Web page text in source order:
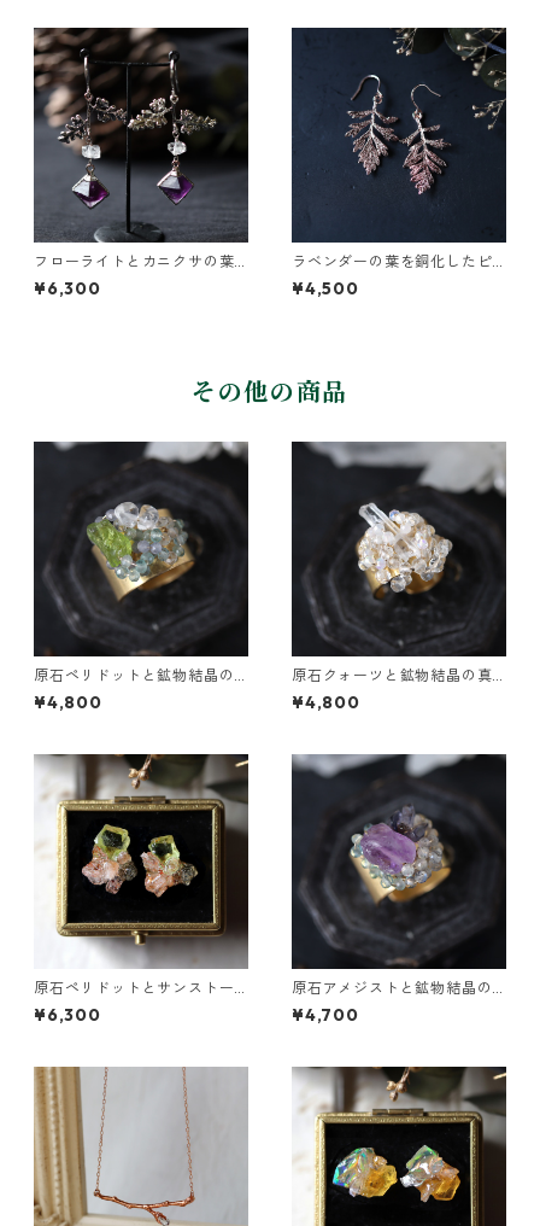
フローライトとカニクサの葉
ピアス
¥6,300
ラベンダーの葉を銅化したピ
アス
¥4,500
その他の商品
原石ペリドットと鉱物結晶の
真鍮幅広イヤーカフ
¥4,800
原石クォーツと鉱物結晶の真
鍮幅広イヤーカフ
¥4,800
原石ペリドットとサンストー
ンのプチピアス
¥6,300
原石アメジストと鉱物結晶の
真鍮幅広イヤーカフ
¥4,700